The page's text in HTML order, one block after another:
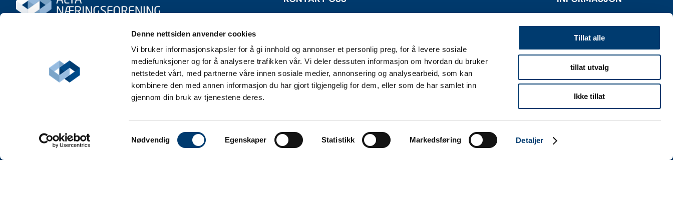
Denne nettsiden anvender cookies
Vi bruker informasjonskapsler for å gi innhold og annonser et personlig preg, for å levere sosiale
mediefunksjoner og for å analysere trafikken vår. Vi deler dessuten informasjon om hvordan du bruker
nettstedet vårt, med partnerne våre innen sosiale medier, annonsering og analysearbeid, som kan
kombinere den med annen informasjon du har gjort tilgjengelig for dem, eller som de har samlet inn
gjennom din bruk av tjenestene deres.
Samtykkevalg
Nødvendig Egenskaper Statistikk Markedsføring Detaljer
Tillat alle
tillat utvalg
Ikke tillat
3 etg. kunnskapsparken
9510 Alta
E-post:kjetil@anf.no
Telefon: 994 03 171
Cookies informasjon